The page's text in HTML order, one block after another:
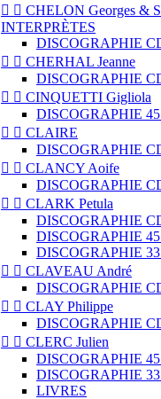
  CHELON Georges &
INTERPRÈTES
DISCOGRAPHIE
  CHERHAL Jeanne
DISCOGRAPHIE
  CINQUETTI Gigliola
DISCOGRAPHIE
  CLAIRE
DISCOGRAPHIE
  CLANCY Aoife
DISCOGRAPHIE
  CLARK Petula
DISCOGRAPHIE
DISCOGRAPHIE
DISCOGRAPHIE
  CLAVEAU André
DISCOGRAPHIE
  CLAY Philippe
DISCOGRAPHIE
  CLERC Julien
DISCOGRAPHIE
DISCOGRAPHIE
LIVRES